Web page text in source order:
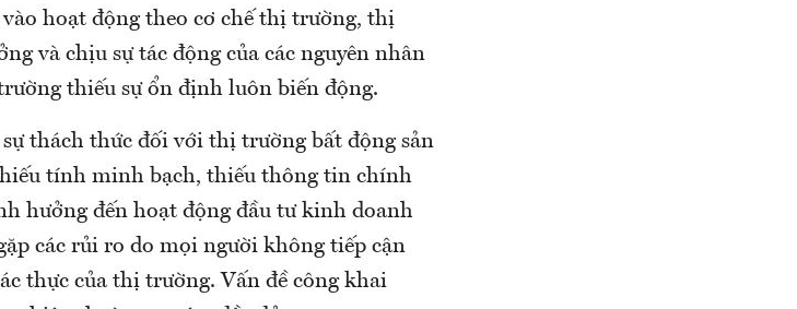
hoạt động theo cơ chế thị trường, thị
và chịu sự tác động của các nguyên nhân
thiếu sự ổn định luôn biến động.
thách thức đối với thị trường bất động sản
tính minh bạch, thiếu thông tin chính
hưởng đến hoạt động đầu tư kinh doanh
các rủi ro do mọi người không tiếp cận
thực của thị trường. Vấn đề công khai